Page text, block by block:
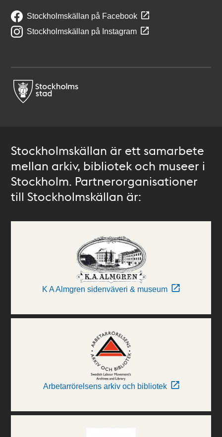
Stockholmskällan på Facebook
Stockholmskällan på Instagram
Stockholmskällan är ett samarbete
mellan arkiv, bibliotek och museer i
Stockholm. Partnerorganisationer
till Stockholmskällan är:
K A Almgren sidenväveri & museum
Arbetarrörelsens arkiv och bibliotek